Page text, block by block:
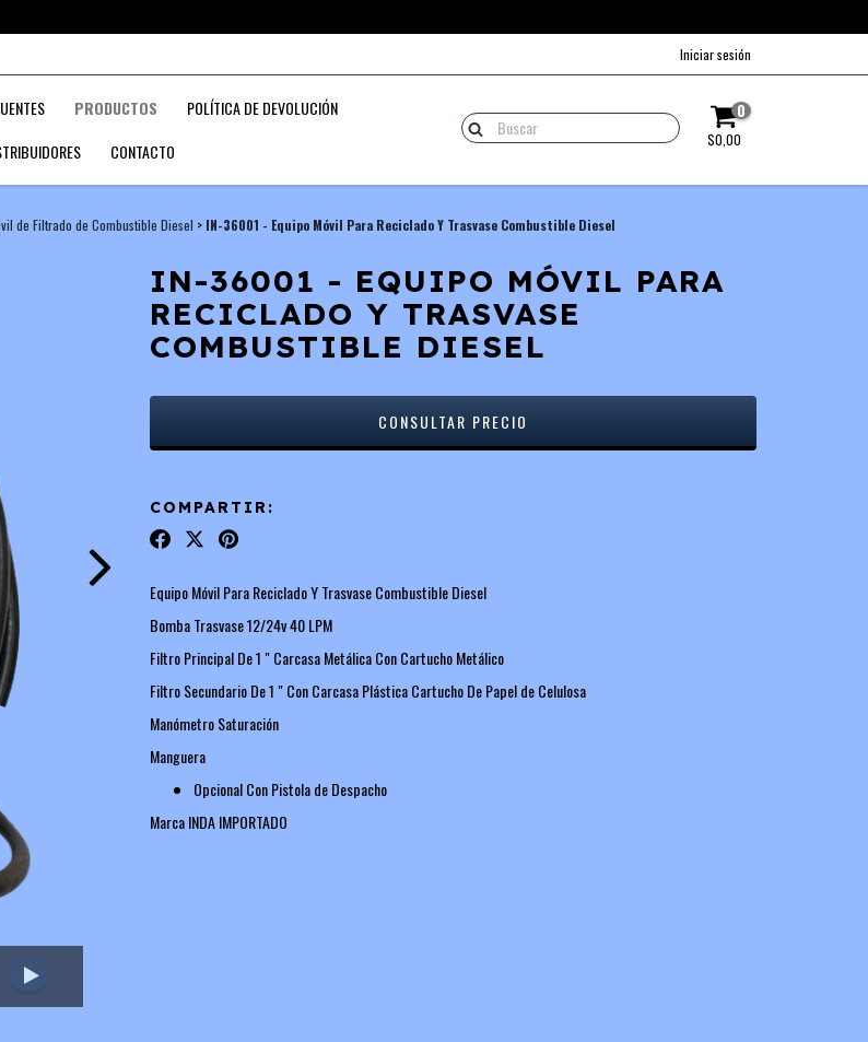
Iniciar sesión
PRODUCTOS
POLÍTICA DE DEVOLUCIÓN
CONTACTO
0
$0,00
de Filtrado de Combustible Diesel > IN-36001 - Equipo Móvil Para Reciclado Y Trasvase Combustible Diesel
IN-36001 - EQUIPO MÓVIL PARA
RECICLADO Y TRASVASE
COMBUSTIBLE DIESEL
COMPARTIR:
Equipo Móvil Para Reciclado Y Trasvase Combustible Diesel
Bomba Trasvase 12/24v 40 LPM
Filtro Principal De 1 " Carcasa Metálica Con Cartucho Metálico
Filtro Secundario De 1 " Con Carcasa Plástica Cartucho De Papel de Celulosa
Manómetro Saturación
Manguera
Opcional Con Pistola de Despacho
Marca INDA IMPORTADO